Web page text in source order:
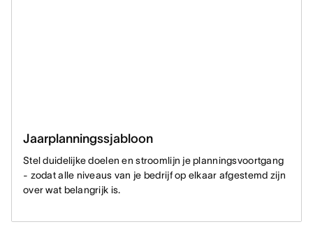
Jaarplanningssjabloon
Stel duidelijke doelen en stroomlijn je planningsvoortgang
- zodat alle niveaus van je bedrijf op elkaar afgestemd zijn
over wat belangrijk is.